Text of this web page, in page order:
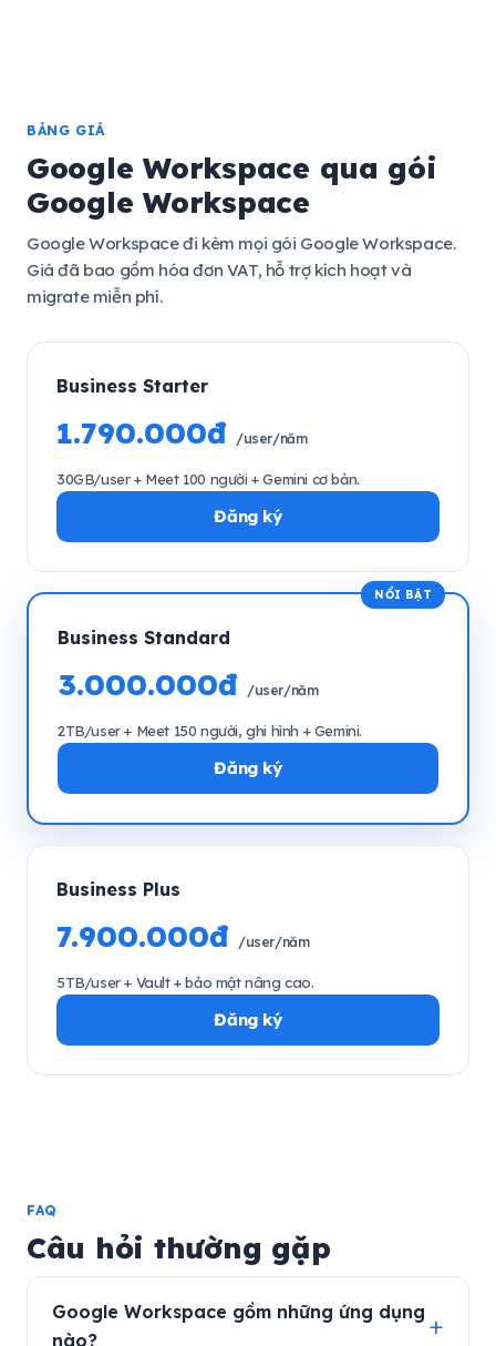
BẢNG GIÁ
Google Workspace qua gói
Google Workspace
Google Workspace đi kèm mọi gói Google Workspace.
Giá đã bao gồm hóa đơn VAT, hỗ trợ kích hoạt và
migrate miễn phí.
Business Starter
1.790.000đ /user/năm
30GB/user + Meet 100 người + Gemini cơ bản.
Đăng ký
Business Standard
3.000.000đ /user/năm
2TB/user + Meet 150 người, ghi hình + Gemini.
Đăng ký
Business Plus
7.900.000đ /user/năm
5TB/user + Vault + bảo mật nâng cao.
Đăng ký
FAQ
Câu hỏi thường gặp
Google Workspace gồm những ứng dụng
nào?